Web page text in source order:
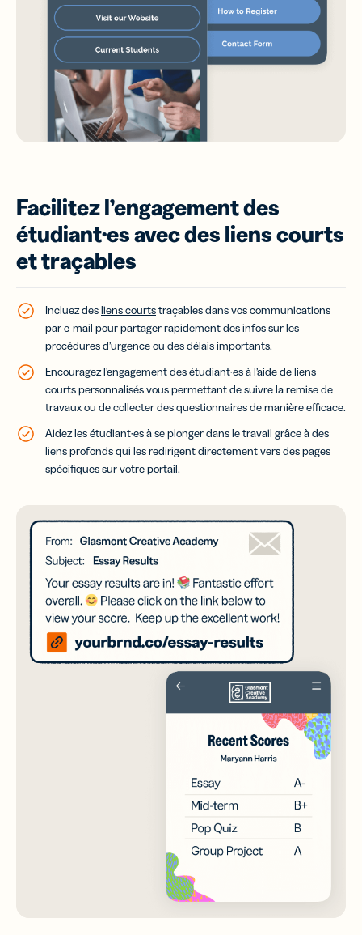
Facilitez l’engagement des
étudiant·es avec des liens courts
et traçables
Incluez desliens courtstraçables dans vos communications
par e-mail pour partager rapidement des infos sur les
procédures d’urgence ou des délais importants.
Encouragez l’engagement des étudiant·es à l’aide de liens
courts personnalisés vous permettant de suivre la remise de
travaux ou de collecter des questionnaires de manière efficace.
Aidez les étudiant·es à se plonger dans le travail grâce à des
liens profonds qui les redirigent directement vers des pages
spécifiques sur votre portail.